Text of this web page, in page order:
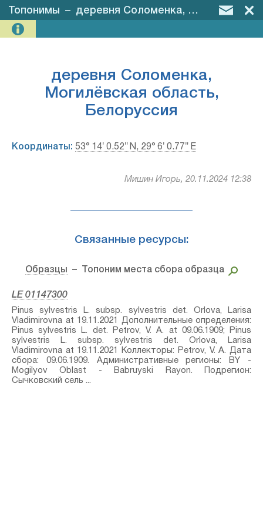
Топонимы – деревня Соломенка, Могилёвская область, Белоруссия
деревня Соломенка,
Могилёвская область,
Белоруссия
Координаты: 53° 14′ 0.52″ N, 29° 6′ 0.77″ E
Мишин Игорь, 20.11.2024 12:38
Связанные ресурсы:
Образцы – Топоним места сбора образца
LE 01147300
Pinus sylvestris L. subsp. sylvestris⁣ det. Orlova, Larisa
Vladimirovna at 19.11.2021 Дополнительные определения:
Pinus sylvestris L.⁣ det. Petrov, V. A. at 09.06.1909; Pinus
sylvestris L. subsp. sylvestris⁣ det. Orlova, Larisa
Vladimirovna at 19.11.2021 Коллекторы: Petrov, V. A. Дата
сбора: 09.06.1909. Административные регионы: BY -
Mogilyov Oblast - Babruyski Rayon. Подрегион:
Сычковский сель ...